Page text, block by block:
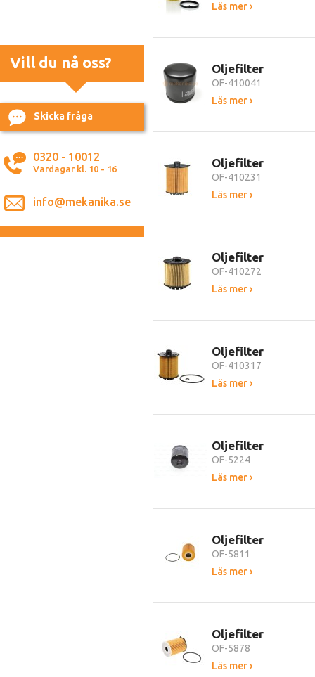
Vill du nå oss?
Skicka fråga
0320 - 10012
Vardagar kl. 10 - 16
info@mekanika.se
Läs mer ›
Oljefilter
OF-410041
Läs mer ›
Oljefilter
OF-410231
Läs mer ›
Oljefilter
OF-410272
Läs mer ›
Oljefilter
OF-410317
Läs mer ›
Oljefilter
OF-5224
Läs mer ›
Oljefilter
OF-5811
Läs mer ›
Oljefilter
OF-5878
Läs mer ›